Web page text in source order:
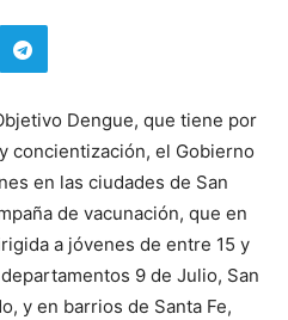
Dengue, que tiene por
concientización, el Gobierno
en las ciudades de San
de vacunación, que en
a jóvenes de entre 15 y
9 de Julio, San
y en barrios de Santa Fe,